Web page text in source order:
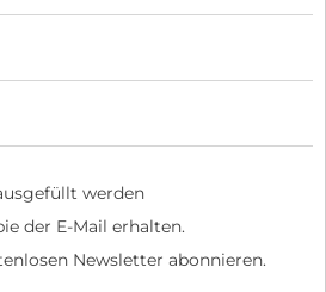
werden
der E-Mail erhalten.
Newsletter abonnieren.